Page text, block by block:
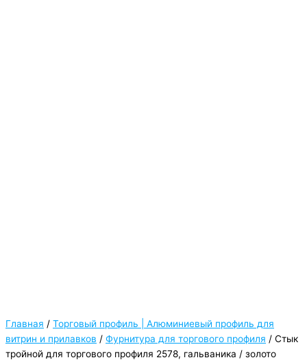
Главная / Торговый профиль | Алюминиевый профиль для
витрин и прилавков / Фурнитура для торгового профиля / Стык
тройной для торгового профиля 2578, гальваника / золото